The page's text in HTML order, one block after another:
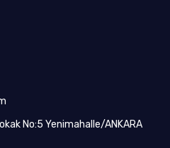
No:5 Yenimahalle/ANKARA